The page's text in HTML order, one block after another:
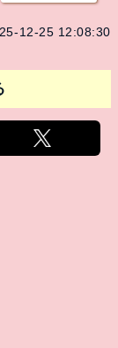
12-25 12:08:30